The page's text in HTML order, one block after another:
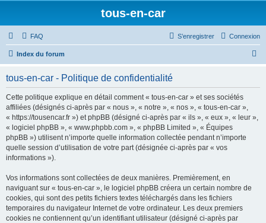
tous-en-car
FAQ Connexion
S’enregistrer
Index du forum
tous-en-car - Politique de confidentialité
Cette politique explique en détail comment « tous-en-car » et ses sociétés
affiliées (désignés ci-après par « nous », « notre », « nos », « tous-en-car »,
« https://tousencar.fr ») et phpBB (désigné ci-après par « ils », « eux », « leur »,
« logiciel phpBB », « www.phpbb.com », « phpBB Limited », « Équipes
phpBB ») utilisent n’importe quelle information collectée pendant n’importe
quelle session d’utilisation de votre part (désignée ci-après par « vos
informations »).
Vos informations sont collectées de deux manières. Premièrement, en
naviguant sur « tous-en-car », le logiciel phpBB créera un certain nombre de
cookies, qui sont des petits fichiers textes téléchargés dans les fichiers
temporaires du navigateur Internet de votre ordinateur. Les deux premiers
cookies ne contiennent qu’un identifiant utilisateur (désigné ci-après par